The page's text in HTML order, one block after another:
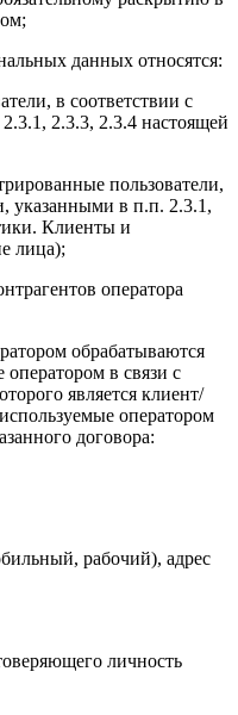
данных относятся:
в соответствии с
2.3.3, 2.3.4 настоящей
пользователи,
указанными в п.п. 2.3.1,
Клиенты и
лица);
оператора
обрабатываются
в связи с
является клиент/
оператором
договора:
рабочий), адрес
личность